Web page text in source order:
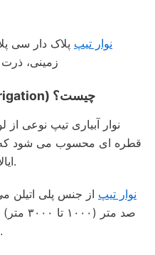
نوار تیپ پلاک دار سی
زمینی،
نوار آبیاری تیپ (tape dirp irrigation) چیست؟
نوار آبیاری تیپ نوعی
ایالات متحده آمریکا تولید شده است.
نوار تیپ از جنس پلی اتیلن
صد متر (۱۰۰۰ تا ۳۰۰۰ متر) است.
اتیلن سخت، بسیار نرم می باشد.